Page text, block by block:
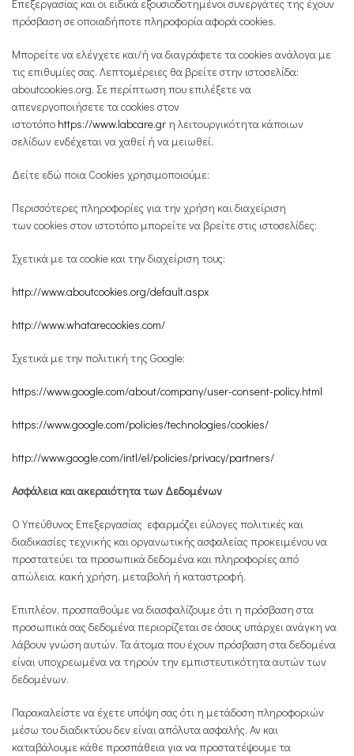
Επεξεργασίας και οι ειδικά εξουσιοδοτημένοι συνεργάτες της έχουν
πρόσβαση σε οποιαδήποτε πληροφορία αφορά cookies.
Mπορείτε να ελέγχετε και/ή να διαγράφετε τα cookies ανάλογα με
τις επιθυμίες σας. Λεπτομέρειες θα βρείτε στην ιστοσελίδα:
aboutcookies.org. Σε περίπτωση που επιλέξετε να
απενεργοποιήσετε τα cookies στον
ιστοτόπο https://www.labcare.gr η λειτουργικότητα κάποιων
σελίδων ενδέχεται να χαθεί ή να μειωθεί.
Δείτε εδώ ποια Cookies χρησιμοποιούμε:
Περισσότερες πληροφορίες για την χρήση και διαχείριση
των cookies στον ιστοτόπο μπορείτε να βρείτε στις ιστοσελίδες:
Σχετικά με τα cookie και την διαχείριση τους:
http://www.aboutcookies.org/default.aspx
http://www.whatarecookies.com/
Σχετικά με την πολιτική της Google:
https://www.google.com/about/company/user-consent-policy.html
https://www.google.com/policies/technologies/cookies/
http://www.google.com/intl/el/policies/privacy/partners/
Ασφάλεια και ακεραιότητα των Δεδομένων
Ο Υπεύθυνος Επεξεργασίας εφαρμόζει εύλογες πολιτικές και
διαδικασίες τεχνικής και οργανωτικής ασφαλείας προκειμένου να
προστατεύει τα προσωπικά δεδομένα και πληροφορίες από
απώλεια, κακή χρήση, μεταβολή ή καταστροφή.
Επιπλέον, προσπαθούμε να διασφαλίζουμε ότι η πρόσβαση στα
προσωπικά σας δεδομένα περιορίζεται σε όσους υπάρχει ανάγκη να
λάβουν γνώση αυτών. Τα άτομα που έχουν πρόσβαση στα δεδομένα
είναι υποχρεωμένα να τηρούν την εμπιστευτικότητα αυτών των
δεδομένων.
Παρακαλείστε να έχετε υπόψη σας ότι η μετάδοση πληροφοριών
μέσω του διαδικτύου δεν είναι απόλυτα ασφαλής. Αν και
καταβάλουμε κάθε προσπάθεια για να προστατέψουμε τα